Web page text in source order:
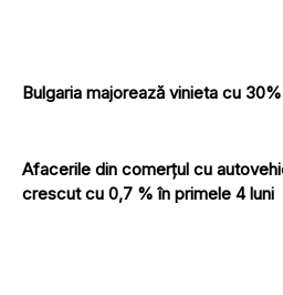
Bulgaria majorează vinieta cu
Afacerile din comerțul cu
crescut cu 0,7 % în primele 4 luni